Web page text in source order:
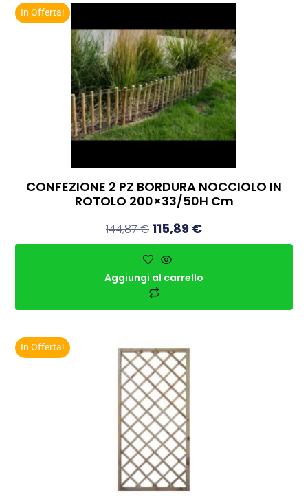
In Offerta!
CONFEZIONE 2 PZ BORDURA NOCCIOLO IN
ROTOLO 200×33/50H Cm
144,87€ 115,89 €
Aggiungi al carrello
In Offerta!